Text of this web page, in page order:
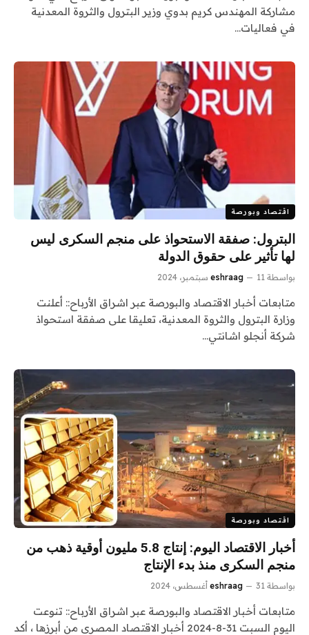
مشاركة المهندس كريم بدوي وزير البترول والثروة المعدنية
في فعاليات…
اقتصاد وبورصة
البترول: صفقة الاستحواذ على منجم السكرى ليس
لها تأثير على حقوق الدولة
بواسطة eshraag 11 سبتمبر، 2024
متابعات أخبار الاقتصاد والبورصة عبر اشراق الأرباح:: أعلنت
وزارة البترول والثروة المعدنية، تعليقا على صفقة استحواذ
شركة أنجلو اشانتي…
اقتصاد وبورصة
أخبار الاقتصاد اليوم: إنتاج 5.8 مليون أوقية ذهب من
منجم السكرى منذ بدء الإنتاج
بواسطة eshraag 31 أغسطس، 2024
متابعات أخبار الاقتصاد والبورصة عبر اشراق الأرباح:: تنوعت
اليوم السبت 31-8-2024 أخبار الاقتصاد المصرى من أبرزها ، أكد